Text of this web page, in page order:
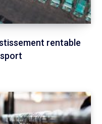
rentable